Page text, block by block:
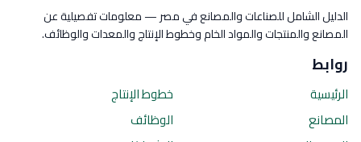
الدليل الشامل للصناعات والمصانع في مصر — معلومات تفصيلية عن
المصانع والمنتجات والمواد الخام وخطوط الإنتاج والمعدات والوظائف.
روابط
الرئيسية
المصانع
خطوط الإنتاج
الوظائف